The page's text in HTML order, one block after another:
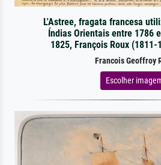
L'Astree, fragata francesa
Índias Orientais entre 1786
1825, François Roux (1811-
Francois Geoffroy
Escolher